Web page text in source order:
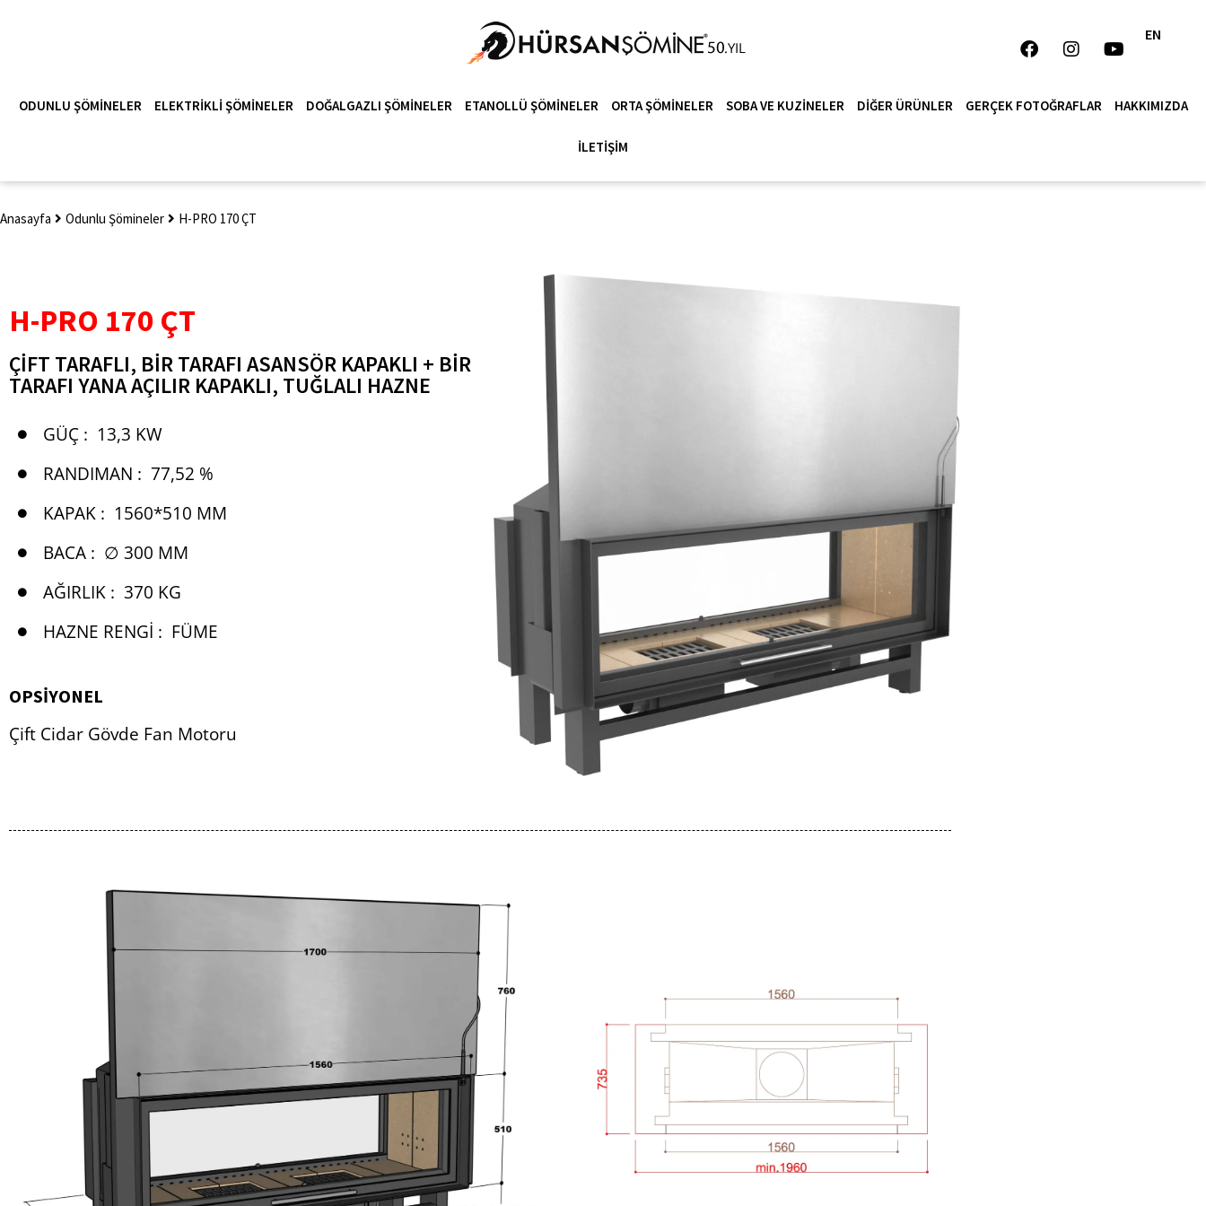
EN
ODUNLU ŞÖMINELER ELEKTRIKLI ŞÖMINELER DOĞALGAZLI ŞÖMINELER ETANOLLÜ ŞÖMINELER ORTA ŞÖMINELER SOBA VE KUZINELER DIĞER ÜRÜNLER GERÇEK FOTOĞRAFLAR HAKKIMIZDA
İLETIŞIM
Anasayfa Odunlu Şömineler H-PRO 170 ÇT
H-PRO 170 ÇT
ÇIFT TARAFLI, BIR TARAFI ASANSÖR KAPAKLI + BIR
TARAFI YANA AÇILIR KAPAKLI, TUĞLALI HAZNE
GÜÇ : 13,3 KW
RANDIMAN : 77,52 %
KAPAK : 1560*510 MM
BACA : ∅ 300 MM
AĞIRLIK : 370 KG
HAZNE RENGI : FÜME
OPSIYONEL
Çift Cidar Gövde Fan Motoru